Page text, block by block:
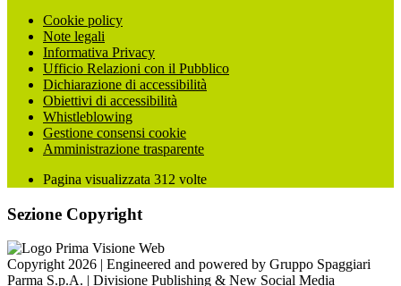
Cookie policy
Note legali
Informativa Privacy
Ufficio Relazioni con il Pubblico
Dichiarazione di accessibilità
Obiettivi di accessibilità
Whistleblowing
Gestione consensi cookie
Amministrazione trasparente
Pagina visualizzata 312 volte
Sezione Copyright
Copyright 2026 | Engineered and powered by Gruppo Spaggiari
Parma S.p.A. | Divisione Publishing & New Social Media